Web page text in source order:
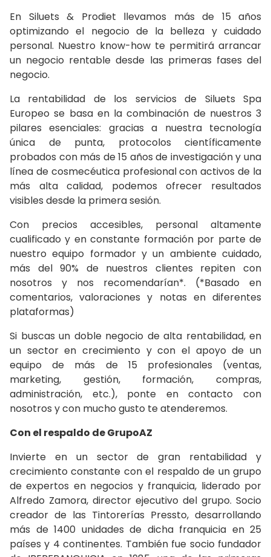
En Siluets & Prodiet llevamos más de 15 años
optimizando el negocio de la belleza y cuidado
personal. Nuestro know-how te permitirá arrancar
un negocio rentable desde las primeras fases del
negocio.
La rentabilidad de los servicios de Siluets Spa
Europeo se basa en la combinación de nuestros 3
pilares esenciales: gracias a nuestra tecnología
única de punta, protocolos científicamente
probados con más de 15 años de investigación y una
línea de cosmecéutica profesional con activos de la
más alta calidad, podemos ofrecer resultados
visibles desde la primera sesión.
Con precios accesibles, personal altamente
cualificado y en constante formación por parte de
nuestro equipo formador y un ambiente cuidado,
más del 90% de nuestros clientes repiten con
nosotros y nos recomendarían*. (*Basado en
comentarios, valoraciones y notas en diferentes
plataformas)
Si buscas un doble negocio de alta rentabilidad, en
un sector en crecimiento y con el apoyo de un
equipo de más de 15 profesionales (ventas,
marketing, gestión, formación, compras,
administración, etc.), ponte en contacto con
nosotros y con mucho gusto te atenderemos.
Con el respaldo de GrupoAZ
Invierte en un sector de gran rentabilidad y
crecimiento constante con el respaldo de un grupo
de expertos en negocios y franquicia, liderado por
Alfredo Zamora, director ejecutivo del grupo. Socio
creador de las Tintorerías Pressto, desarrollando
más de 1400 unidades de dicha franquicia en 25
países y 4 continentes. También fue socio fundador